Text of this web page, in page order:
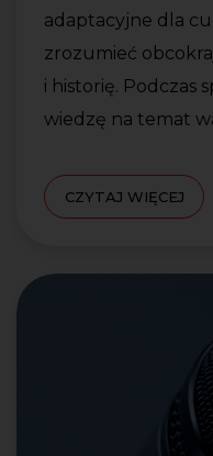
adaptacyjne dla
zrozumieć
i historię. Podczas
wiedzę na temat
CZYTAJ WIĘCEJ